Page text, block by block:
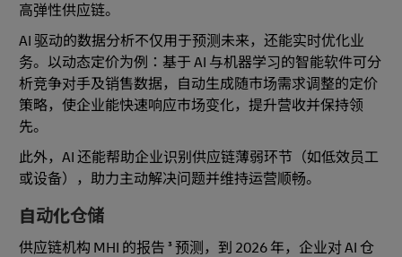
高弹性供应链。
AI 驱动的数据分析不仅用于预测未来，还能实时优化业
务。以动态定价为例：基于 AI 与机器学习的智能软件可分
析竞争对手及销售数据，自动生成随市场需求调整的定价
策略，使企业能快速响应市场变化，提升营收并保持领
先。
此外，AI 还能帮助企业识别供应链薄弱环节（如低效员工
或设备），助力主动解决问题并维持运营顺畅。
自动化仓储
供应链机构 MHI 的报告 ³ 预测，到 2026 年，企业对 AI 仓